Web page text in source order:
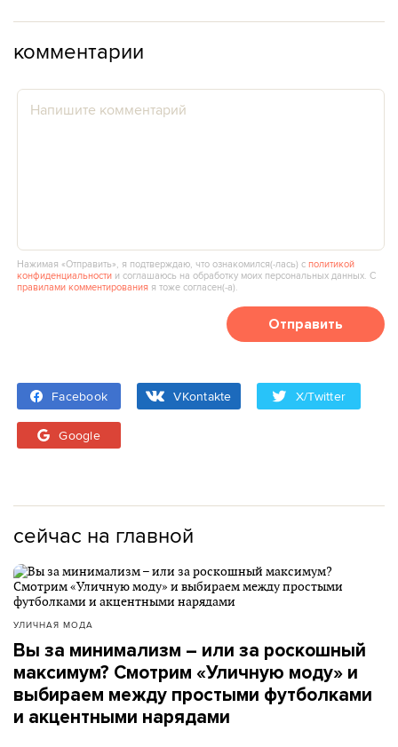
комментарии
Нажимая «Отправить», я подтверждаю, что ознакомился(‑лась) сполитикой
конфиденциальности и соглашаюсь на обработку моих персональных данных. С
правилами комментирования я тоже согласен(‑а).
Отправить
Facebook VKontakte X/Twitter
Google
сейчас на главной
УЛИЧНАЯ МОДА
Вы за минимализм – или за роскошный
максимум? Смотрим «Уличную моду» и
выбираем между простыми футболками
и акцентными нарядами